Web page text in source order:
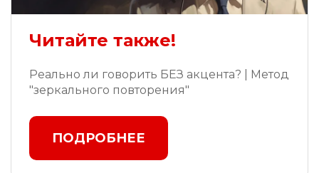
Читайте также!
Реально ли говорить БЕЗ акцента? | Метод
"зеркального повторения"
ПОДРОБНЕЕ